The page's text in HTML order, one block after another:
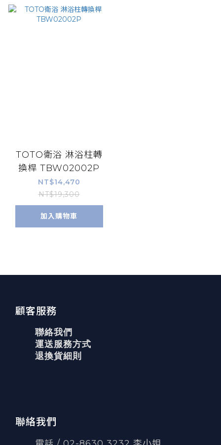
TOTO衛浴 淋浴柱轉
換桿 TBW02002P
NT$14,470
NT$19,300
加入購物車
顧客服務
聯絡我們
運送服務方式
退換貨細則
聯絡我們